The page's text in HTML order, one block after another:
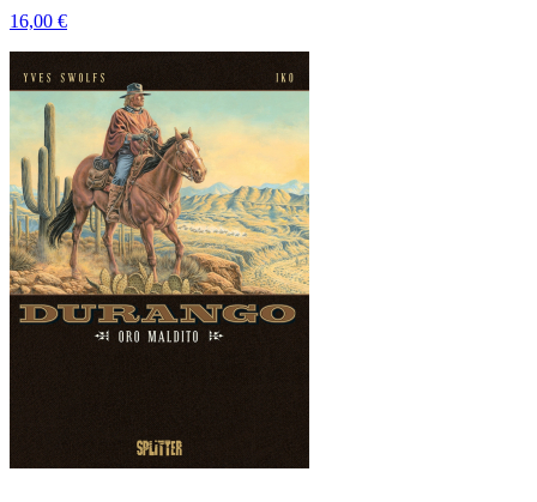
16,00 €